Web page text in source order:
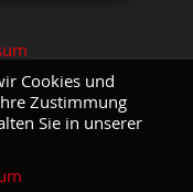
Cookies und
Zustimmung
Sie in unserer